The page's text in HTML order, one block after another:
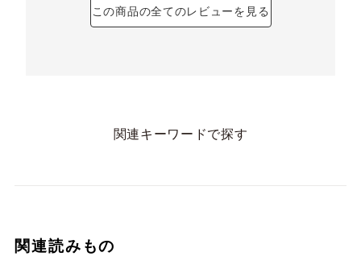
この商品の全てのレビューを見る
関連キーワードで探す
関連読みもの